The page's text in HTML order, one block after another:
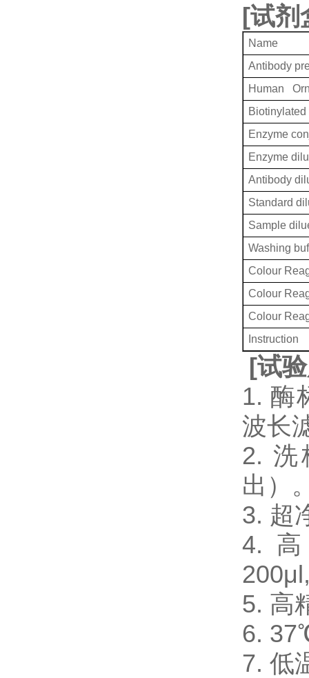
[试剂
Name
Antibody
Human
Enzyme
Enzyme
Antibody
Standard
Sample
Washing
Colour
Colour
Colour
Instruction
[试
1. 酶
波长
2. 洗
出）
3. 超
4.
5. 高
6.
7. 低